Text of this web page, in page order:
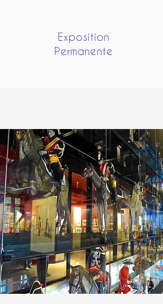
Exposition
Permanente